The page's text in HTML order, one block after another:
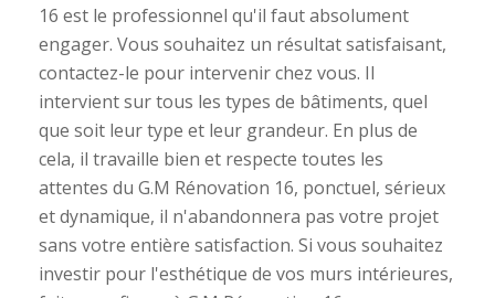
16 est le professionnel qu'il faut absolument
engager. Vous souhaitez un résultat satisfaisant,
contactez-le pour intervenir chez vous. Il
intervient sur tous les types de bâtiments, quel
que soit leur type et leur grandeur. En plus de
cela, il travaille bien et respecte toutes les
attentes du G.M Rénovation 16, ponctuel, sérieux
et dynamique, il n'abandonnera pas votre projet
sans votre entière satisfaction. Si vous souhaitez
investir pour l'esthétique de vos murs intérieures,